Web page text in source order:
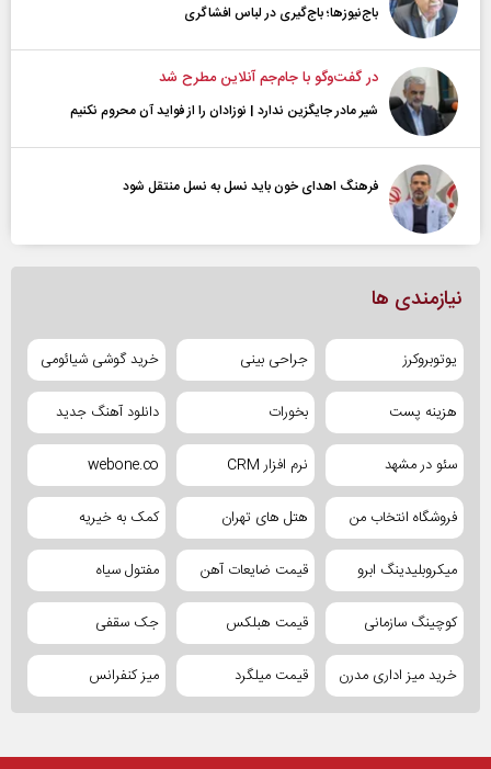
باج‌نیوزها؛ باج‌گیری در لباس افشاگری
در گفت‌و‌گو با جام‌جم آنلاین مطرح شد
شیر مادر جایگزین ندارد | نوزادان را از فواید آن محروم نکنیم
فرهنگ اهدای خون باید نسل به نسل منتقل شود
نیازمندی ها
یوتوبروکرز جراحی بینی خرید گوشی شیائومی
هزینه پست بخورات دانلود آهنگ جدید
سئو در مشهد نرم افزار CRM webone.co
فروشگاه انتخاب من هتل های تهران کمک به خیریه
میکروبلیدینگ ابرو قیمت ضایعات آهن مفتول سیاه
کوچینگ سازمانی قیمت هبلکس جک سقفی
خرید میز اداری مدرن قیمت میلگرد میز کنفرانس